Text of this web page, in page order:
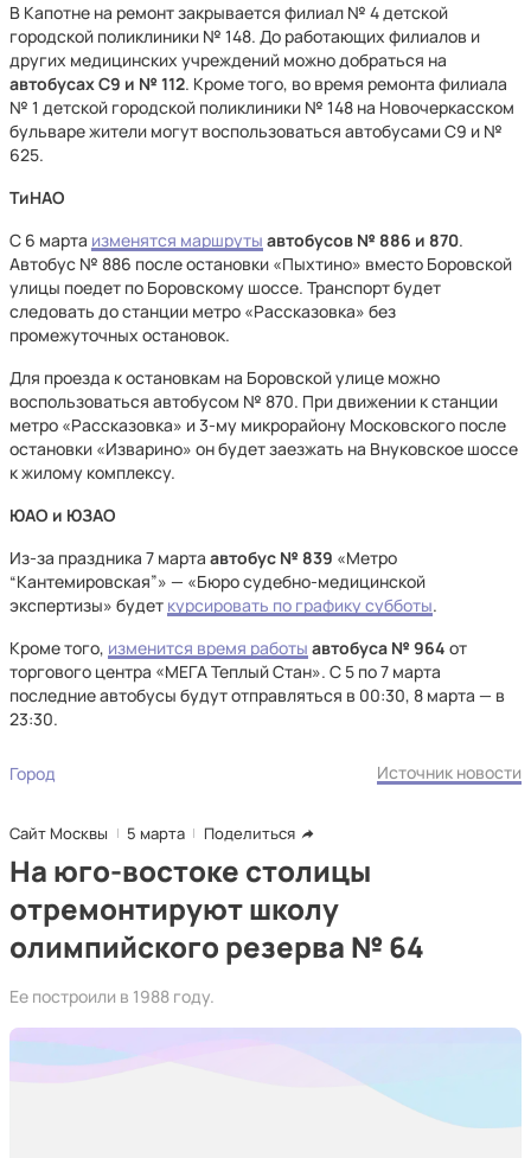
В Капотне на ремонт закрывается филиал № 4 детской
городской поликлиники № 148. До работающих филиалов и
других медицинских учреждений можно добраться на
автобусах С9 и № 112. Кроме того, во время ремонта филиала
№ 1 детской городской поликлиники № 148 на Новочеркасском
бульваре жители могут воспользоваться автобусами С9 и №
625.
ТиНАО
С 6 марта изменятся маршруты автобусов № 886 и 870.
Автобус № 886 после остановки «Пыхтино» вместо Боровской
улицы поедет по Боровскому шоссе. Транспорт будет
следовать до станции метро «Рассказовка» без
промежуточных остановок.
Для проезда к остановкам на Боровской улице можно
воспользоваться автобусом № 870. При движении к станции
метро «Рассказовка» и 3-му микрорайону Московского после
остановки «Изварино» он будет заезжать на Внуковское шоссе
к жилому комплексу.
ЮАО и ЮЗАО
Из-за праздника 7 марта автобус № 839 «Метро
“Кантемировская”» — «Бюро судебно-медицинской
экспертизы» будет курсировать по графику субботы.
Кроме того, изменится время работы автобуса № 964 от
торгового центра «МЕГА Теплый Стан». С 5 по 7 марта
последние автобусы будут отправляться в 00:30, 8 марта — в
23:30.
Город Источник новости
Сайт Москвы 5 марта Поделиться
На юго-востоке столицы
отремонтируют школу
олимпийского резерва № 64
Ее построили в 1988 году.